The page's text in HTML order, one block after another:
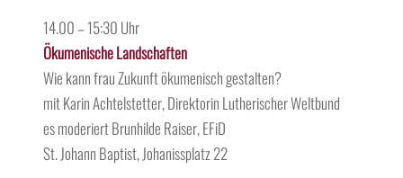
14.00 – 15:30 Uhr
Ökumenische Landschaften
Wie kann frau Zukunft ökumenisch gestalten?
mit Karin Achtelstetter, Direktorin Lutherischer Weltbund
es moderiert Brunhilde Raiser, EFiD
St. Johann Baptist, Johanissplatz 22